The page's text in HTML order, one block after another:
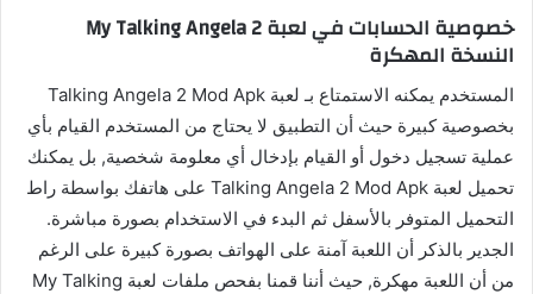
خصوصية الحسابات في لعبة My Talking Angela 2
النسخة المهكرة
المستخدم يمكنه الاستمتاع بـ لعبة Talking Angela 2 Mod Apk
بخصوصية كبيرة حيث أن التطبيق لا يحتاج من المستخدم القيام بأي
عملية تسجيل دخول أو القيام بإدخال أي معلومة شخصية, بل يمكنك
تحميل لعبة Talking Angela 2 Mod Apk على هاتفك بواسطة راط
التحميل المتوفر بالأسفل ثم البدء في الاستخدام بصورة مباشرة.
الجدير بالذكر أن اللعبة آمنة على الهواتف بصورة كبيرة على الرغم
من أن اللعبة مهكرة, حيث أننا قمنا بفحص ملفات لعبة My Talking